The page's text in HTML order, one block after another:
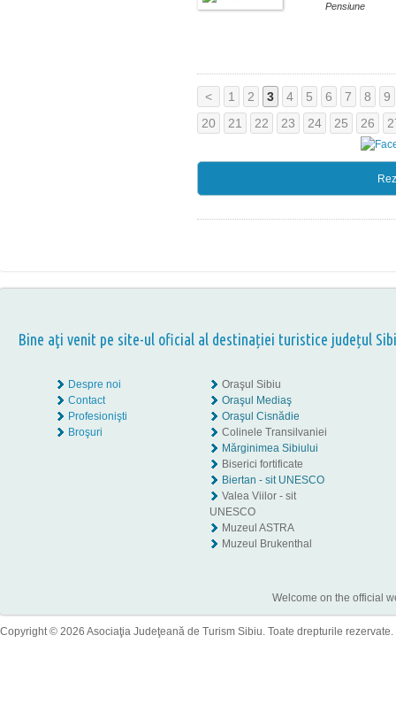
Pensiune
< 1 2 3 4 5 6 7 8
9
20
21 22 23 24 25 26
Bine aţi venit pe site-ul oficial al destinației turistice județul
Despre noi
Contact
Profesionişti
Broşuri
Oraşul Sibiu
Oraşul Mediaş
Oraşul Cisnădie
Colinele Transilvaniei
Mărginimea Sibiului
Biserici fortificate
Biertan - sit UNESCO
Valea Viilor - sit
UNESCO
Muzeul ASTRA
Muzeul Brukenthal
Welcome on the official
Copyright © 2026 Asociaţia Judeţeană de Turism Sibiu. Toate drepturile rezervate.